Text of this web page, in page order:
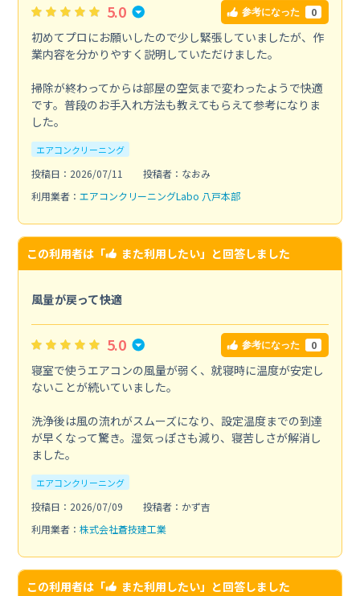
5.0 参考になった 0
初めてプロにお願いしたので少し緊張していましたが、作
業内容を分かりやすく説明していただけました。
掃除が終わってからは部屋の空気まで変わったようで快適
です。普段のお手入れ方法も教えてもらえて参考になりま
した。
エアコンクリーニング
投稿日：2026/07/11
投稿者：なおみ
利用業者： エアコンクリーニングLabo 八戸本部
この利用者は「 また利用したい」と回答しました
風量が戻って快適
5.0 参考になった 0
寝室で使うエアコンの風量が弱く、就寝時に温度が安定し
ないことが続いていました。
洗浄後は風の流れがスムーズになり、設定温度までの到達
が早くなって驚き。湿気っぽさも減り、寝苦しさが解消し
ました。
エアコンクリーニング
投稿日：2026/07/09
投稿者：かず吉
利用業者： 株式会社蒼技建工業
この利用者は「 また利用したい」と回答しました